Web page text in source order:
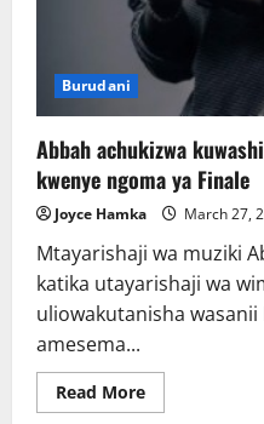
Burudani
Abbah achukizwa
kwenye ngoma ya Finale
Joyce Hamka March 27,
Mtayarishaji wa muziki
katika utayarishaji wa
uliowakutanisha wasanii
amesema...
Read MoreRead
more